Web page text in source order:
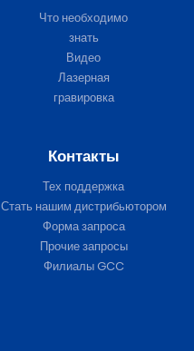
Что необходимо
знать
Видео
Лазерная
гравировка
Контакты
Тех поддержка
Стать нашим дистрибьютором
Форма запроса
Прочие запросы
Филиалы GCC